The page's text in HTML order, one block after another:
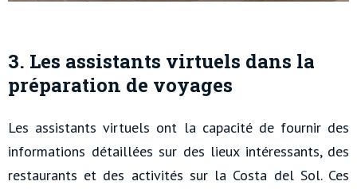
3. Les assistants virtuels dans la
préparation de voyages
Les assistants virtuels ont la capacité de fournir des
informations détaillées sur des lieux intéressants, des
restaurants et des activités sur la Costa del Sol. Ces